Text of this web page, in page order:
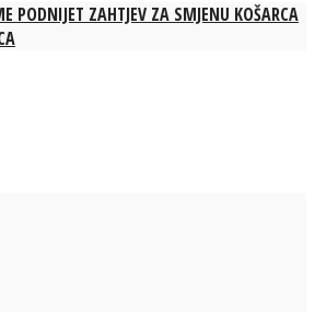
PODNIJET ZAHTJEV ZA SMJENU KOŠARCA